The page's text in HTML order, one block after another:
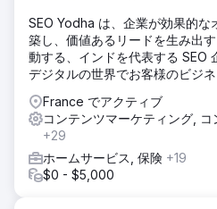
SEO Yodha は、企業が効果的な
築し、価値あるリードを生み出
動する、インドを代表する SEO
デジタルの世界でお客様のビジネ
France でアクティブ
コンテンツマーケティング,
+29
ホームサービス, 保険 +19
$0 - $5,000